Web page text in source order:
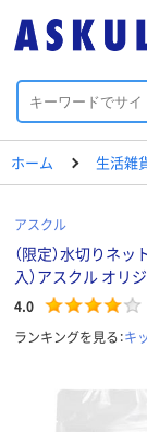
ホーム 生活雑
アスクル
（限定）水切りネ
入）アスクル オリ
4.0
ランキングを見る：キ